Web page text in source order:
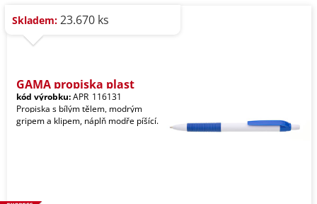
Skladem: 23.670 ks
GAMA propiska plast
kód výrobku:APR_116131
Propiska s bílým tělem, modrým
gripem a klipem, náplň modře píšící.